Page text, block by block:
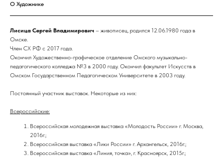
О Художнике
Лисица Сергей Владимирович – живописец, родился 12.06.1980 года в
Омске.
Член СХ РФ с 2017 года.
Окончил Художественно-графическое отделение Омского музыкально-
педагогического колледжа №3 в 2000 году. Окончил факультет Искусств в
Омском Государственном Педагогическом Университете в 2003 году.
Постоянный участник выставок. Некоторые из них:
Всероссийские:
Всероссийская молодежная выставка «Молодость России» г. Москва,
2016г.;
Всероссийская выставка «Лики России» г. Архангельск, 2016г.;
Всероссийская выставка «Линия, точка», г. Красноярск, 2015г.;